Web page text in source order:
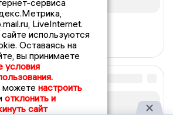
сервиса
LiveInternet.
используются
Оставаясь на
вы принимаете
условия
настроить
отклонить и
сайт